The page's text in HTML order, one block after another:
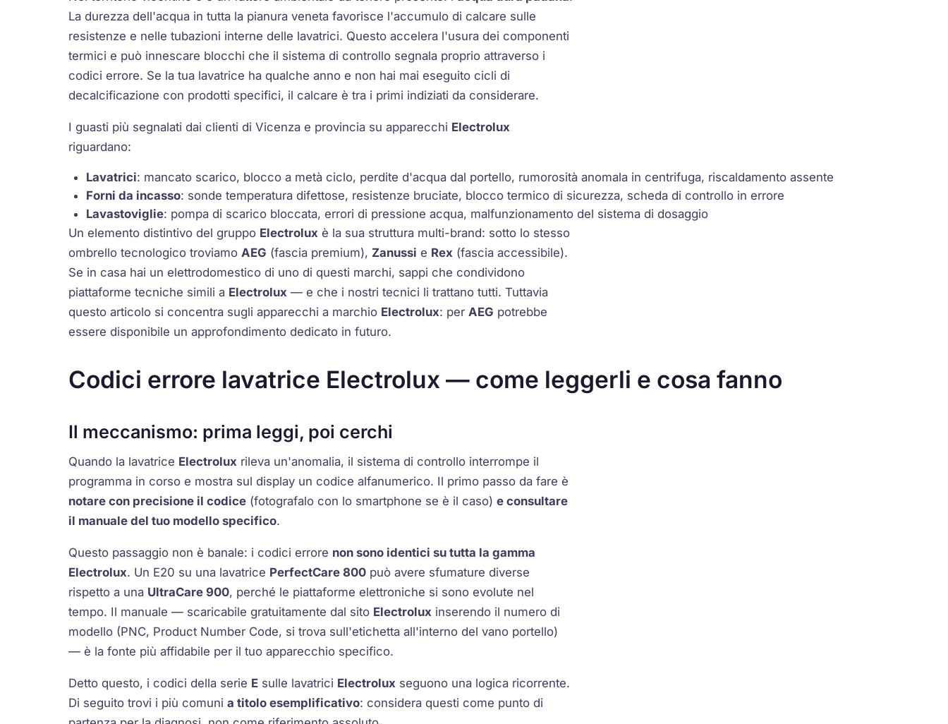
La durezza dell'acqua in tutta la pianura veneta favorisce l'accumulo di calcare sulle
resistenze e nelle tubazioni interne delle lavatrici. Questo accelera l'usura dei componenti
termici e può innescare blocchi che il sistema di controllo segnala proprio attraverso i
codici errore. Se la tua lavatrice ha qualche anno e non hai mai eseguito cicli di
decalcificazione con prodotti specifici, il calcare è tra i primi indiziati da considerare.
I guasti più segnalati dai clienti di Vicenza e provincia su apparecchi Electrolux
riguardano:
Lavatrici: mancato scarico, blocco a metà ciclo, perdite d'acqua dal portello, rumorosità anomala in centrifuga, riscaldamento assente
Forni da incasso: sonde temperatura difettose, resistenze bruciate, blocco termico di sicurezza, scheda di controllo in errore
Lavastoviglie: pompa di scarico bloccata, errori di pressione acqua, malfunzionamento del sistema di dosaggio
Un elemento distintivo del gruppo Electrolux è la sua struttura multi-brand: sotto lo stesso
ombrello tecnologico troviamoAEG (fascia premium), Zanussi e Rex (fascia accessibile).
Se in casa hai un elettrodomestico di uno di questi marchi, sappi che condividono
piattaforme tecniche simili a Electrolux — e che i nostri tecnici li trattano tutti. Tuttavia
questo articolo si concentra sugli apparecchi a marchio Electrolux: perAEG potrebbe
essere disponibile un approfondimento dedicato in futuro.
Codici errore lavatrice Electrolux — come leggerli e cosa fanno
Il meccanismo: prima leggi, poi cerchi
Quando la lavatrice Electrolux rileva un'anomalia, il sistema di controllo interrompe il
programma in corso e mostra sul display un codice alfanumerico. Il primo passo da fare è
notare con precisione il codice (fotografalo con lo smartphone se è il caso)e consultare
il manuale del tuo modello specifico.
Questo passaggio non è banale: i codici errore non sono identici su tutta la gamma
Electrolux. Un E20 su una lavatrice PerfectCare 800 può avere sfumature diverse
rispetto a una UltraCare 900, perché le piattaforme elettroniche si sono evolute nel
tempo. Il manuale — scaricabile gratuitamente dal sito Electrolux inserendo il numero di
modello (PNC, Product Number Code, si trova sull'etichetta all'interno del vano portello)
— è la fonte più affidabile per il tuo apparecchio specifico.
Detto questo, i codici della serie E sulle lavatrici Electrolux seguono una logica ricorrente.
Di seguito trovi i più comunia titolo esemplificativo: considera questi come punto di